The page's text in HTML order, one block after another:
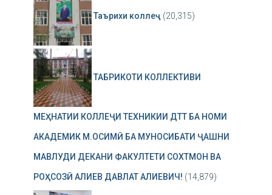
Таърихи коллеҷ (20,315)
ТАБРИКОТИ КОЛЛЕКТИВИ
МЕҲНАТИИ КОЛЛЕҶИ ТЕХНИКИИ ДТТ БА НОМИ
АКАДЕМИК М.ОСИМӢ БА МУНОСИБАТИ ҶАШНИ
МАВЛУДИ ДЕКАНИ ФАКУЛТЕТИ СОХТМОН ВА
РОҲСОЗӢ АЛИЕВ ДАВЛАТ АЛИЕВИЧ! (14,879)